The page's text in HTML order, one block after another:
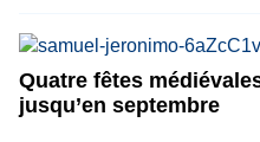
Quatre fêtes
jusqu’en septembre